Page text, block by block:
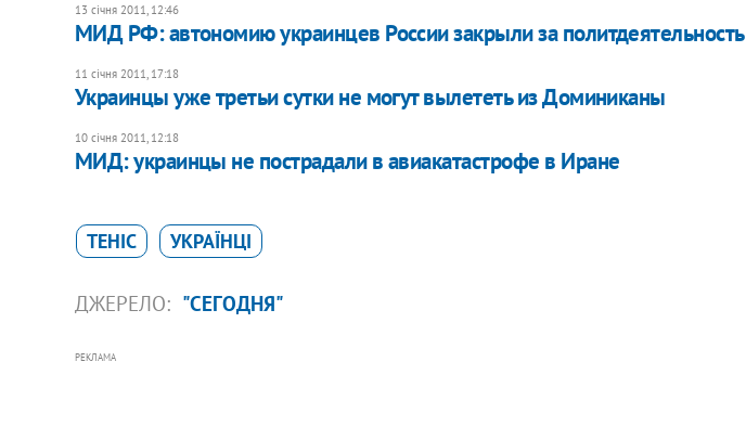
13 січня 2011, 12:46
МИД РФ: автономию украинцев России закрыли за политдеятельность
11 січня 2011, 17:18
Украинцы уже третьи сутки не могут вылететь из Доминиканы
10 січня 2011, 12:18
МИД: украинцы не пострадали в авиакатастрофе в Иране
ТЕНІС УКРАЇНЦІ
ДЖЕРЕЛО: "СЕГОДНЯ"
РЕКЛАМА